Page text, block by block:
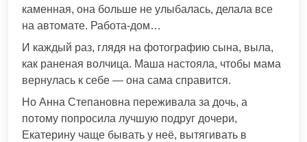
каменная, она больше не улыбалась, делала все
на автомате. Работа-дом…
И каждый раз, глядя на фотографию сына, выла,
как раненая волчица. Маша настояла, чтобы мама
вернулась к себе — она сама справится.
Но Анна Степановна переживала за дочь, а
потому попросила лучшую подруг дочери,
Екатерину чаще бывать у неё, вытягивать в